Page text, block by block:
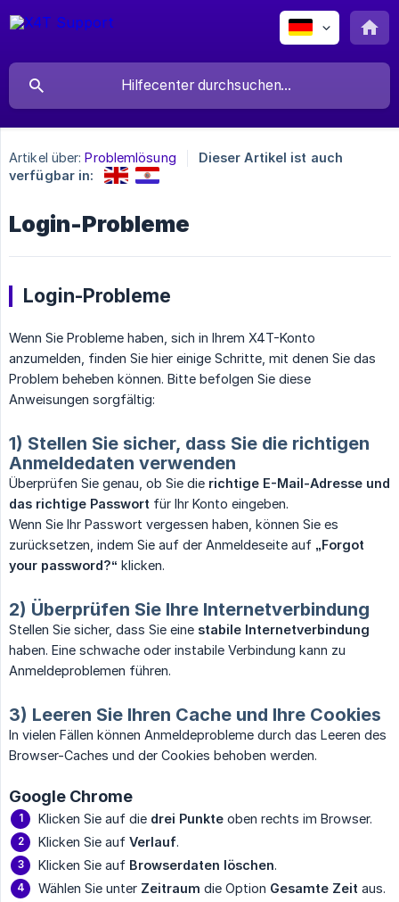
Artikel über: Problemlösung
Dieser Artikel ist auch
verfügbar in:
Login-Probleme
Login-Probleme
Wenn Sie Probleme haben, sich in Ihrem X4T-Konto
anzumelden, finden Sie hier einige Schritte, mit denen Sie das
Problem beheben können. Bitte befolgen Sie diese
Anweisungen sorgfältig:
1) Stellen Sie sicher, dass Sie die richtigen
Anmeldedaten verwenden
Überprüfen Sie genau, ob Sie die richtige E-Mail-Adresse und
das richtige Passwort für Ihr Konto eingeben.
Wenn Sie Ihr Passwort vergessen haben, können Sie es
zurücksetzen, indem Sie auf der Anmeldeseite auf „Forgot
your password?“ klicken.
2) Überprüfen Sie Ihre Internetverbindung
Stellen Sie sicher, dass Sie eine stabile Internetverbindung
haben. Eine schwache oder instabile Verbindung kann zu
Anmeldeproblemen führen.
3) Leeren Sie Ihren Cache und Ihre Cookies
In vielen Fällen können Anmeldeprobleme durch das Leeren des
Browser-Caches und der Cookies behoben werden.
Google Chrome
Klicken Sie auf die drei Punkte oben rechts im Browser.
Klicken Sie auf Verlauf.
Klicken Sie auf Browserdaten löschen.
Wählen Sie unter Zeitraum die Option Gesamte Zeit aus.